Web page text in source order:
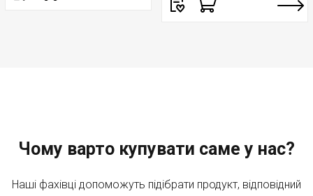
Чому варто купувати саме у нас?
Наші фахівці допоможуть підібрати продукт, відповідний